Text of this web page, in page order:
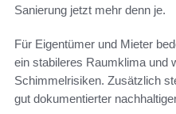
Sanierung jetzt mehr denn je.
Für Eigentümer und Mieter
ein stabileres Raumklima und
Schimmelrisiken. Zusätzlich
gut dokumentierter